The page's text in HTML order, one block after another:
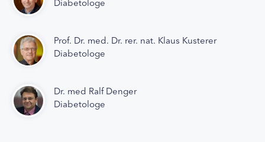
Prof. Dr. med. Dr. rer. nat. Klaus Kusterer
Diabetologe
Dr. med Ralf Denger
Diabetologe